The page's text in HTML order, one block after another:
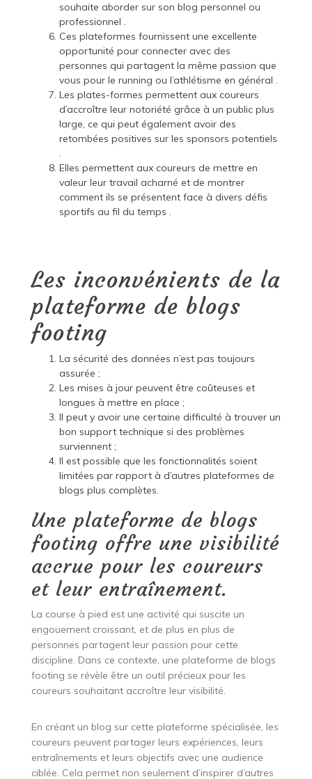
souhaite aborder sur son blog personnel ou
professionnel .
Ces plateformes fournissent une excellente
opportunité pour connecter avec des
personnes qui partagent la même passion que
vous pour le running ou l’athlétisme en général .
Les plates-formes permettent aux coureurs
d’accroître leur notoriété grâce à un public plus
large, ce qui peut également avoir des
retombées positives sur les sponsors potentiels
.
Elles permettent aux coureurs de mettre en
valeur leur travail acharné et de montrer
comment ils se présentent face à divers défis
sportifs au fil du temps .
Les inconvénients de la
plateforme de blogs
footing
La sécurité des données n’est pas toujours
assurée ;
Les mises à jour peuvent être coûteuses et
longues à mettre en place ;
Il peut y avoir une certaine difficulté à trouver un
bon support technique si des problèmes
surviennent ;
Il est possible que les fonctionnalités soient
limitées par rapport à d’autres plateformes de
blogs plus complètes.
Une plateforme de blogs
footing offre une visibilité
accrue pour les coureurs
et leur entraînement.
La course à pied est une activité qui suscite un
engouement croissant, et de plus en plus de
personnes partagent leur passion pour cette
discipline. Dans ce contexte, une plateforme de blogs
footing se révèle être un outil précieux pour les
coureurs souhaitant accroître leur visibilité.
En créant un blog sur cette plateforme spécialisée, les
coureurs peuvent partager leurs expériences, leurs
entraînements et leurs objectifs avec une audience
ciblée. Cela permet non seulement d’inspirer d’autres